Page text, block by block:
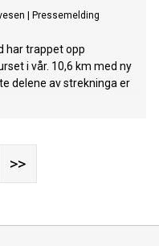
Pressemelding
har trappet opp
i vår. 10,6 km med ny
delene av strekninga er
>>